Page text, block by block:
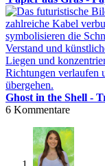
Ghost in the Shell -
6 Kommentare